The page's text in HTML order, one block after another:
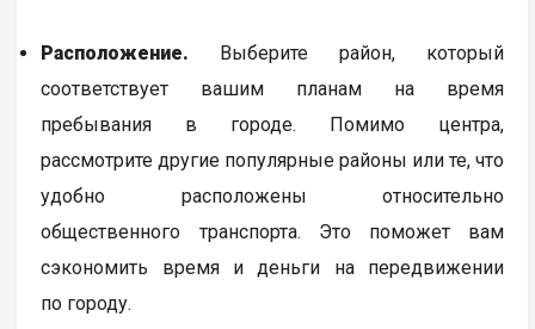
Расположение. Выберите район, который
соответствует вашим планам на время
пребывания в городе. Помимо центра,
рассмотрите другие популярные районы или те, что
удобно расположены относительно
общественного транспорта. Это поможет вам
сэкономить время и деньги на передвижении
по городу.